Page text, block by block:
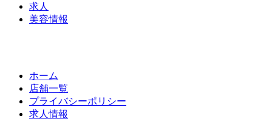
求人
美容情報
ホーム
店舗一覧
プライバシーポリシー
求人情報